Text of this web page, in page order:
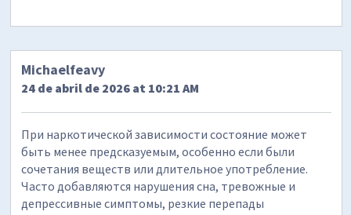
Michaelfeavy
24 de abril de 2026 at 10:21 AM
При наркотической зависимости состояние может
быть менее предсказуемым, особенно если были
сочетания веществ или длительное употребление.
Часто добавляются нарушения сна, тревожные и
депрессивные симптомы, резкие перепады